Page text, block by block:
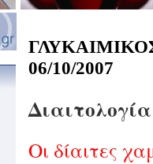
06/10/2007
Οι δίαιτες